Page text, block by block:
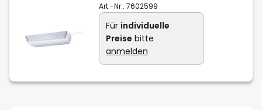
Art.-Nr.: 7602599
Für individuelle
Preise bitte
anmelden